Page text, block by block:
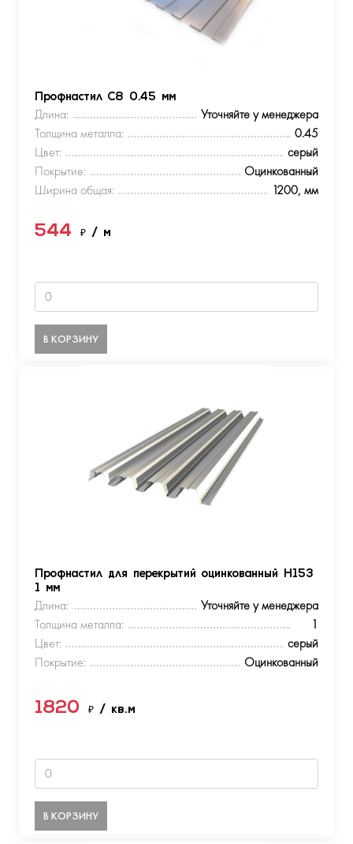
Профнастил С8 0.45 мм
Длина:
Уточняйте у менеджера
Толщина металла:
0.45
Цвет:
серый
Покрытие:
Оцинкованный
Ширина общая:
1200, мм
544 ₽ / м
В КОРЗИНУ
Профнастил для перекрытий оцинкованный Н153
1 мм
Длина:
Уточняйте у менеджера
Толщина металла:
1
Цвет:
серый
Покрытие:
Оцинкованный
1820 ₽ / кв.м
В КОРЗИНУ